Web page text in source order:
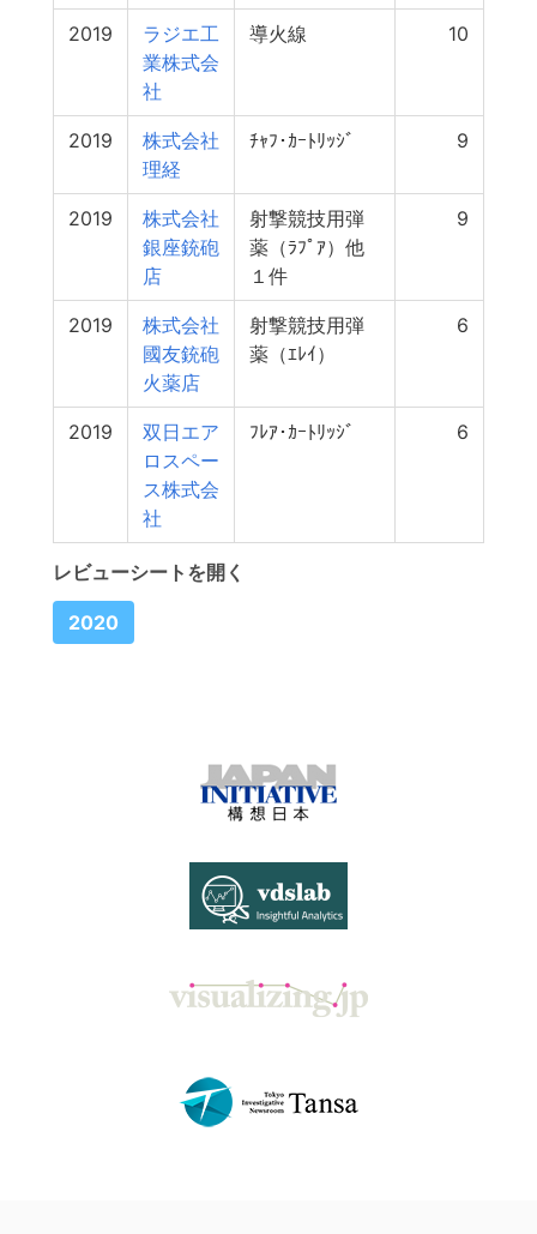
2019
ラジエ工
業株式会
社
導火線 10
2019
株式会社
理経
ﾁｬﾌ･ｶｰﾄﾘｯｼﾞ 9
2019
株式会社
銀座銃砲
店
射撃競技用弾
薬（ﾗﾌﾟｱ）他
１件
9
2019
株式会社
國友銃砲
火薬店
射撃競技用弾
薬（ｴﾚｲ）
6
2019
双日エア
ロスペー
ス株式会
社
ﾌﾚｱ･ｶｰﾄﾘｯｼﾞ 6
レビューシートを開く
2020